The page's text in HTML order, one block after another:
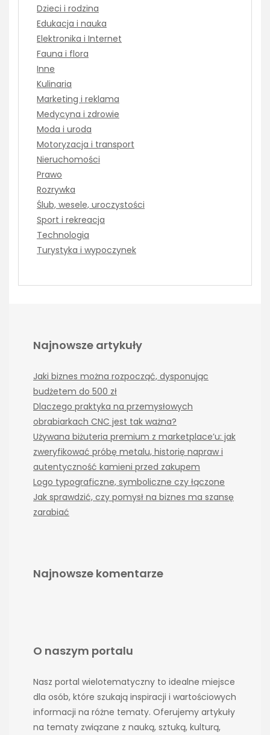
Dzieci i rodzina
Edukacja i nauka
Elektronika i Internet
Fauna i flora
Inne
Kulinaria
Marketing i reklama
Medycyna i zdrowie
Moda i uroda
Motoryzacja i transport
Nieruchomości
Prawo
Rozrywka
Ślub, wesele, uroczystości
Sport i rekreacja
Technologia
Turystyka i wypoczynek
Najnowsze artykuły
Jaki biznes można rozpocząć, dysponując
budżetem do 500 zł
Dlaczego praktyka na przemysłowych
obrabiarkach CNC jest tak ważna?
Używana biżuteria premium z marketplace’u: jak
zweryfikować próbę metalu, historię napraw i
autentyczność kamieni przed zakupem
Logo typograficzne, symboliczne czy łączone
Jak sprawdzić, czy pomysł na biznes ma szansę
zarabiać
Najnowsze komentarze
O naszym portalu
Nasz portal wielotematyczny to idealne miejsce
dla osób, które szukają inspiracji i wartościowych
informacji na różne tematy. Oferujemy artykuły
na tematy związane z nauką, sztuką, kulturą,